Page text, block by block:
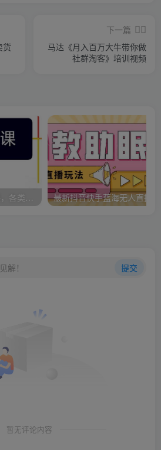
货
下一篇
马达《月入百万大牛带你做
社群淘客》培训视频
大炮拼多多运营系列课，各类​玩法合集，拼多多运营玩法实操
解！ 提交
暂无评论内容